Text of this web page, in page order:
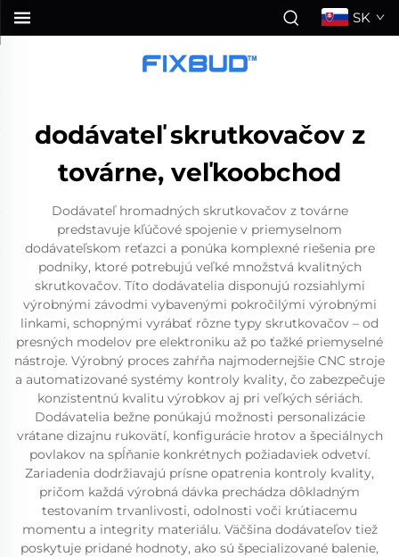
SK
dodávateľ skrutkovačov z
továrne, veľkoobchod
Dodávateľ hromadných skrutkovačov z továrne
predstavuje kľúčové spojenie v priemyselnom
dodávateľskom reťazci a ponúka komplexné riešenia pre
podniky, ktoré potrebujú veľké množstvá kvalitných
skrutkovačov. Títo dodávatelia disponujú rozsiahlymi
výrobnými závodmi vybavenými pokročilými výrobnými
linkami, schopnými vyrábať rôzne typy skrutkovačov – od
presných modelov pre elektroniku až po ťažké priemyselné
nástroje. Výrobný proces zahŕňa najmodernejšie CNC stroje
a automatizované systémy kontroly kvality, čo zabezpečuje
konzistentnú kvalitu výrobkov aj pri veľkých sériách.
Dodávatelia bežne ponúkajú možnosti personalizácie
vrátane dizajnu rukovätí, konfigurácie hrotov a špeciálnych
povlakov na spĺňanie konkrétnych požiadaviek odvetví.
Zariadenia dodržiavajú prísne opatrenia kontroly kvality,
pričom každá výrobná dávka prechádza dôkladným
testovaním trvanlivosti, odolnosti voči krútiacemu
momentu a integrity materiálu. Väčšina dodávateľov tiež
poskytuje pridané hodnoty, ako sú špecializované balenie,